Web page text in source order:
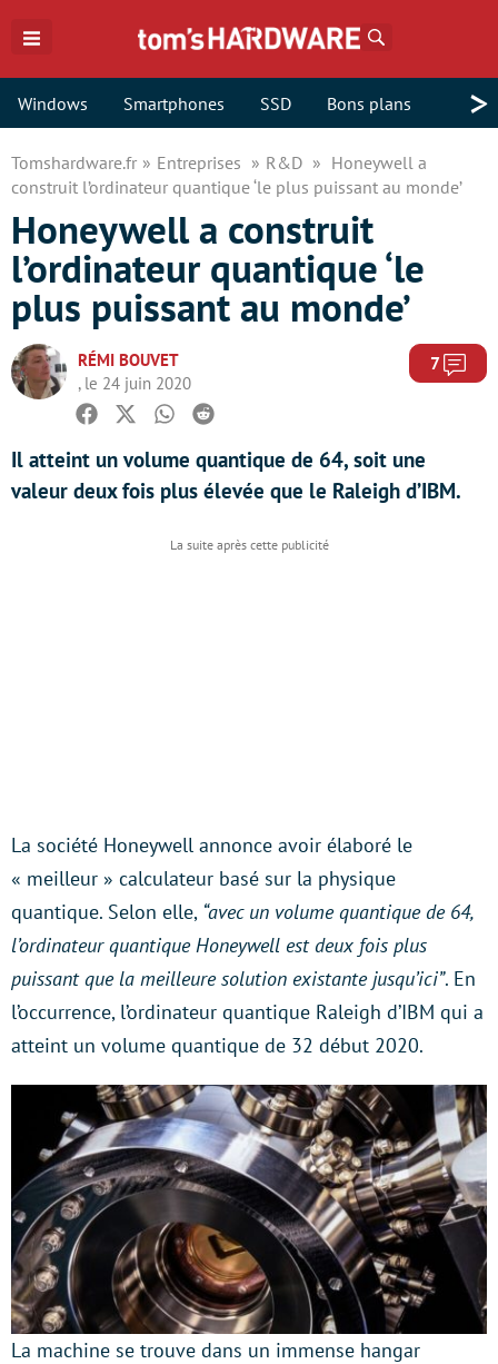
Windows Smartphones SSD Bons plans >
Tomshardware.fr Entreprises R&D
Honeywell a
construit l’ordinateur quantique ‘le plus puissant au monde’
Honeywell a construit
l’ordinateur quantique ‘le
plus puissant au monde’
RÉMI BOUVET
, le 24 juin 2020
7
Facebook
TwitterWhatsapp
Reddit
Il atteint un volume quantique de 64, soit une
valeur deux fois plus élevée que le Raleigh d’IBM.
La société Honeywell annonce avoir élaboré le
« meilleur » calculateur basé sur la physique
quantique. Selon elle, “avec un volume quantique de 64,
l’ordinateur quantique Honeywell est deux fois plus
puissant que la meilleure solution existante jusqu’ici”. En
l’occurrence, l’ordinateur quantique Raleigh d’IBM qui a
atteint un volume quantique de 32 début 2020.
La machine se trouve dans un immense hangar